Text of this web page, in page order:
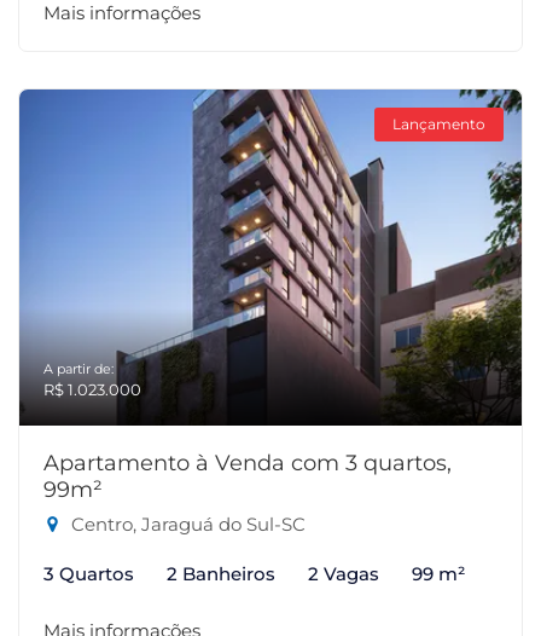
Mais informações
Lançamento
A partir de:
R$ 1.023.000
Apartamento à Venda com 3 quartos,
99m²
Centro, Jaraguá do Sul-SC
3 Quartos 2 Banheiros 2 Vagas 99 m²
Mais informações